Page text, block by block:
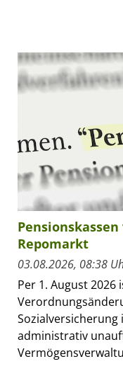
Repomarkt
03.08.2026, 08:38
Per 1. August 2026
administrativ